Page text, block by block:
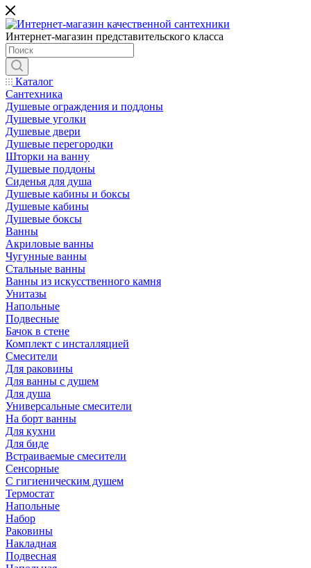
Интернет-магазин представительского класса
Каталог
Сантехника
Душевые ограждения и поддоны
Душевые уголки
Душевые двери
Душевые перегородки
Шторки на ванну
Душевые поддоны
Сиденья для душа
Душевые кабины и боксы
Душевые кабины
Душевые боксы
Ванны
Акриловые ванны
Чугунные ванны
Стальные ванны
Ванны из искусственного камня
Унитазы
Напольные
Подвесные
Бачок в стене
Комплект с инсталляцией
Смесители
Для раковины
Для ванны с душем
Для душа
Универсальные смесители
На борт ванны
Для кухни
Для биде
Встраиваемые смесители
Сенсорные
С гигиеническим душем
Термостат
Напольные
Набор
Раковины
Накладная
Подвесная